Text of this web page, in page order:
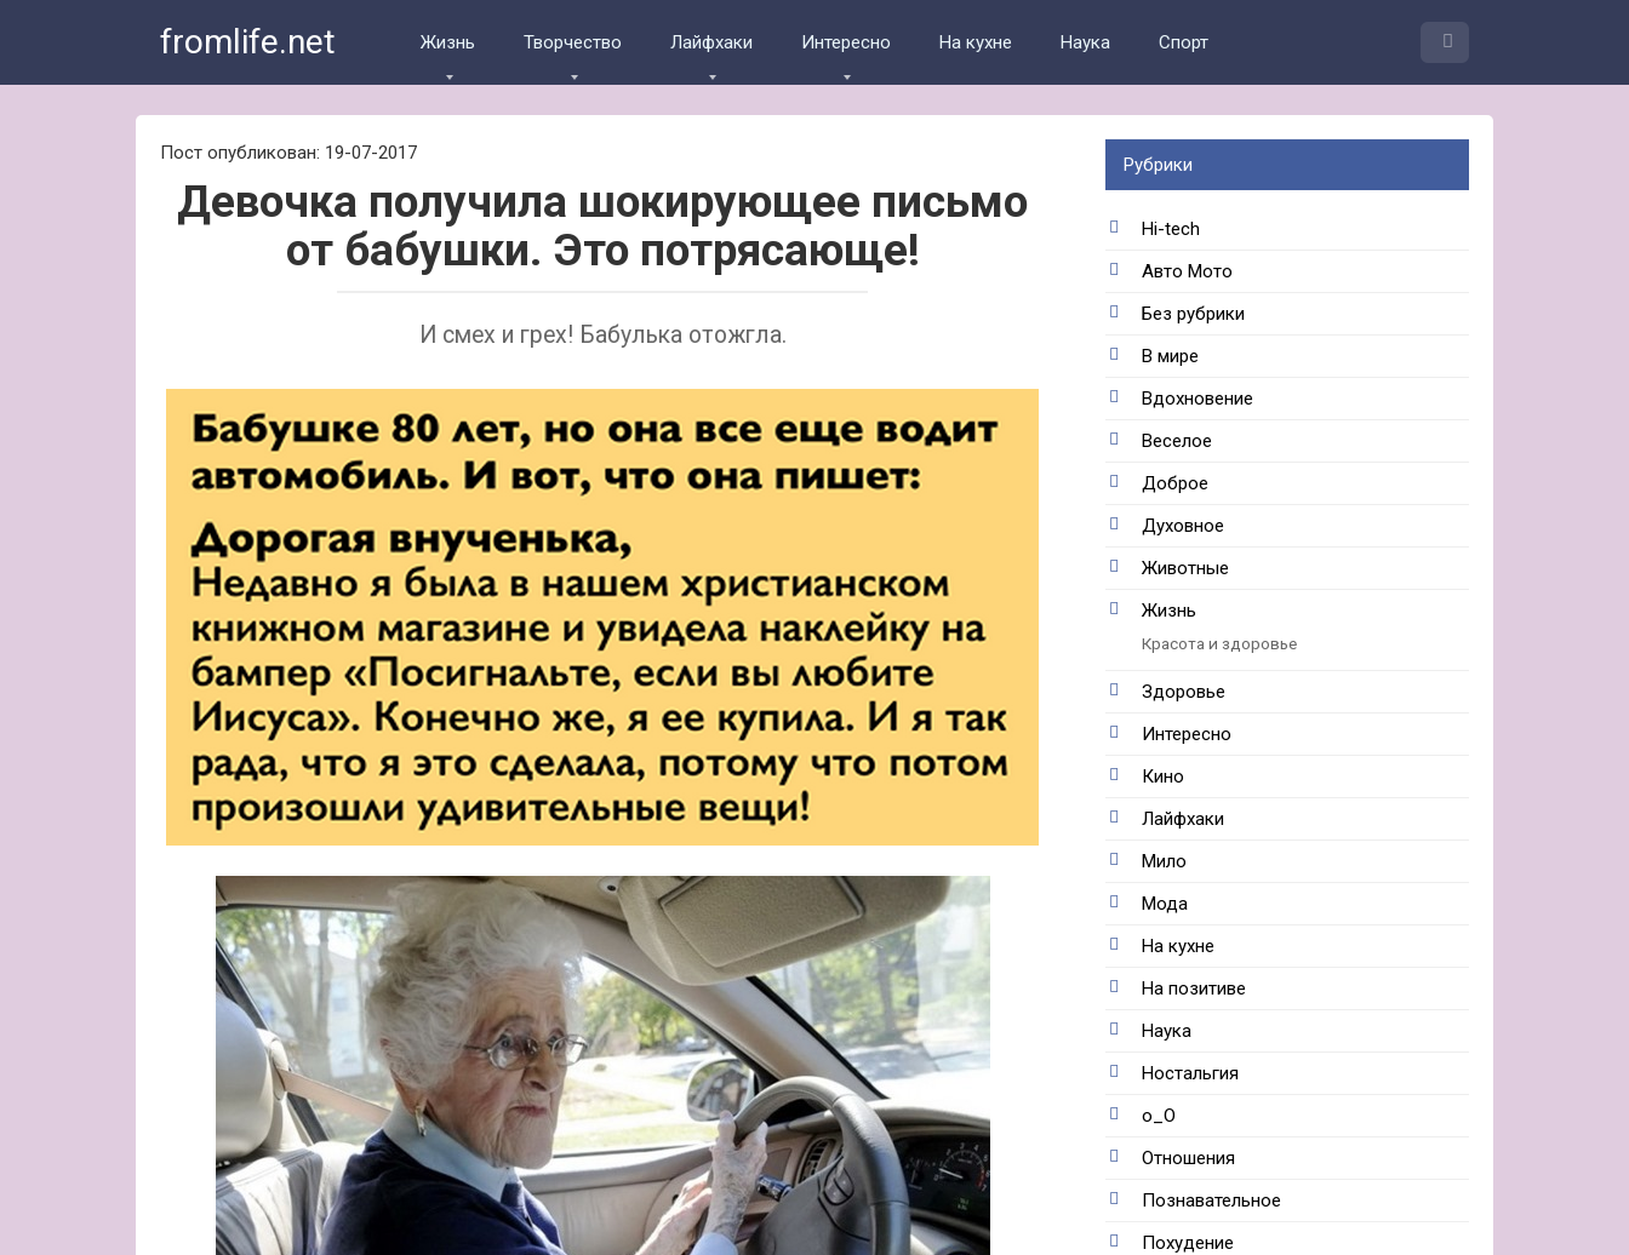
fromlife.net Жизнь Творчество Лайфхаки Интересно На кухне Наука Спорт
Пост опубликован: 19-07-2017
Девочка получила шокирующее письмо
от бабушки. Это потрясающе!
И смех и грех! Бабулька отожгла.
Рубрики
Hi-tech
Авто Мото
Без рубрики
В мире
Вдохновение
Веселое
Доброе
Духовное
Животные
Жизнь
Красота и здоровье
Здоровье
Интересно
Кино
Лайфхаки
Мило
Мода
На кухне
На позитиве
Наука
Ностальгия
о_О
Отношения
Познавательное
Похудение